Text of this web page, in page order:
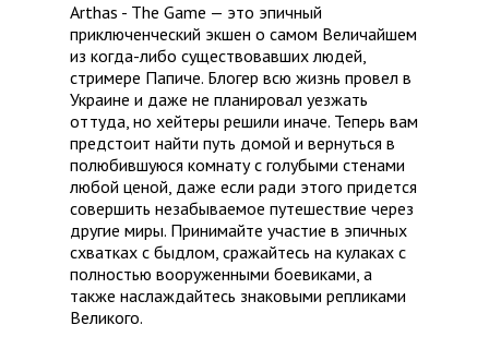
Arthas - The Game — это эпичный
приключенческий экшен о самом Величайшем
из когда-либо существовавших людей,
стримере Папиче. Блогер всю жизнь провел в
Украине и даже не планировал уезжать
оттуда, но хейтеры решили иначе. Теперь вам
предстоит найти путь домой и вернуться в
полюбившуюся комнату с голубыми стенами
любой ценой, даже если ради этого придется
совершить незабываемое путешествие через
другие миры. Принимайте участие в эпичных
схватках с быдлом, сражайтесь на кулаках с
полностью вооруженными боевиками, а
также наслаждайтесь знаковыми репликами
Великого.